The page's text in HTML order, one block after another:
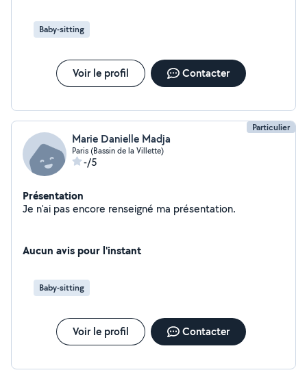
Baby-sitting
Voir le profil Contacter
Particulier
Marie Danielle Madja
Paris (Bassin de la Villette)
-/5
Présentation
Je n'ai pas encore renseigné ma présentation.
Aucun avis pour l'instant
Baby-sitting
Voir le profil Contacter